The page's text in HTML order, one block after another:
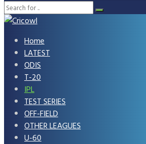
Home
LATEST
ODIS
T-20
IPL
TEST SERIES
OFF-FIELD
OTHER LEAGUES
U-60